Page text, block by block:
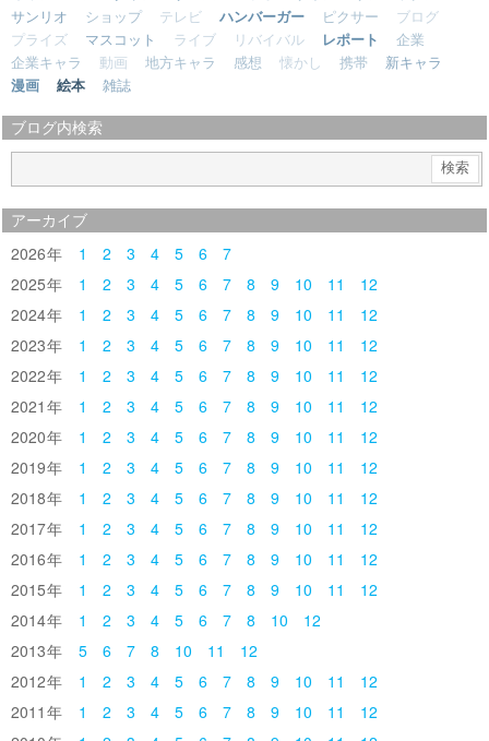
サンリオ
ショップ テレビ ハンバーガー ピクサー
ブログ
プライズ
マスコット ライブ リバイバル レポート
企業
企業キャラ
動画 地方キャラ 感想 懐かし 携帯
新キャラ
漫画
絵本 雑誌
ブログ内検索
アーカイブ
2026 1 2 3 4 5 6
7
2025
1 2 3 4 5 6 7 8 9 10 11
12
2024
1 2 3 4 5 6 7 8 9 10 11
12
2023
1 2 3 4 5 6 7 8 9 10 11
12
2022
1 2 3 4 5 6 7 8 9 10 11
12
2021
1 2 3 4 5 6 7 8 9 10 11
12
2020
1 2 3 4 5 6 7 8 9 10 11
12
2019
1 2 3 4 5 6 7 8 9 10 11
12
2018
1 2 3 4 5 6 7 8 9 10 11
12
2017
1 2 3 4 5 6 7 8 9 10 11
12
2016
1 2 3 4 5 6 7 8 9 10 11
12
2015
1 2 3 4 5 6 7 8 9 10 11
12
2014
1 2 3 4 5 6 7 8 10
12
2013
5 6 7 8 10 11
12
2012
1 2 3 4 5 6 7 8 9 10 11
12
2011
1 2 3 4 5 6 7 8 9 10 11
12